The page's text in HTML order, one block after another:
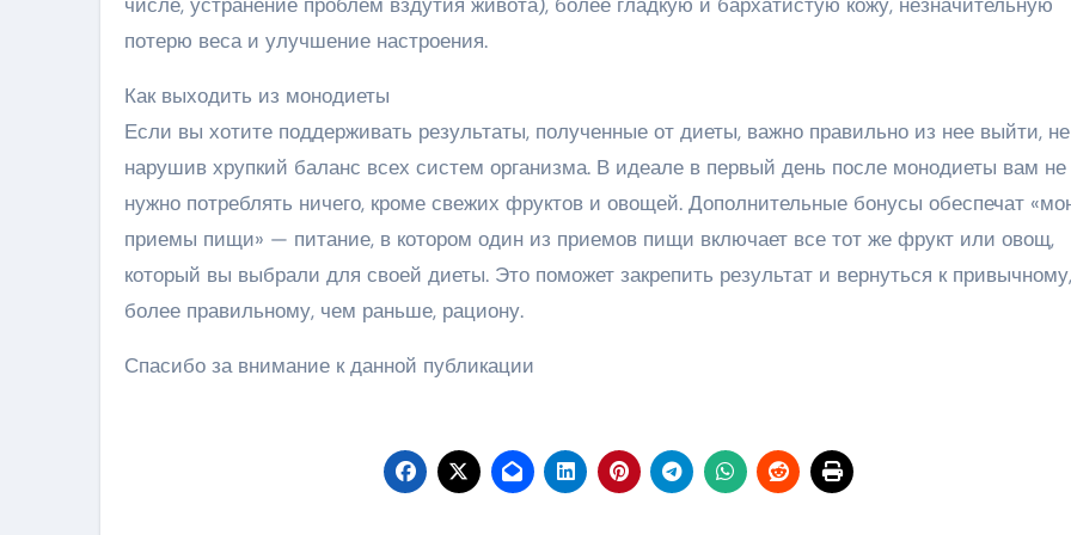
потерю веса и улучшение настроения.
Как выходить из монодиеты
Если вы хотите поддерживать результаты, полученные от диеты, важно правильно из нее выйти, не
нарушив хрупкий баланс всех систем организма. В идеале в первый день после монодиеты вам не
нужно потреблять ничего, кроме свежих фруктов и овощей. Дополнительные бонусы обеспечат
приемы пищи» — питание, в котором один из приемов пищи включает все тот же фрукт или овощ,
который вы выбрали для своей диеты. Это поможет закрепить результат и вернуться к
более правильному, чем раньше, рациону.
Спасибо за внимание к данной публикации